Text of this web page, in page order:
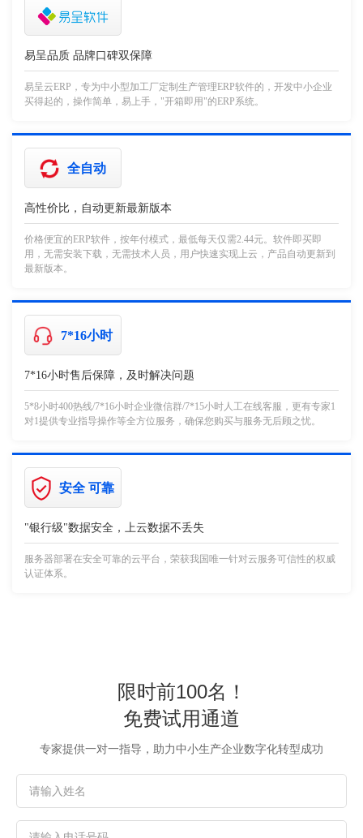
易呈品质 品牌口碑双保障
易呈云ERP，专为中小型加工厂定制生产管理ERP软件的，开发中小企业
买得起的，操作简单，易上手，"开箱即用"的ERP系统。
全自动
高性价比，自动更新最新版本
价格便宜的ERP软件，按年付模式，最低每天仅需2.44元。软件即买即
用，无需安装下载，无需技术人员，用户快速实现上云，产品自动更新到
最新版本。
7*16小时
7*16小时售后保障，及时解决问题
5*8小时400热线/7*16小时企业微信群/7*15小时人工在线客服，更有专家1
对1提供专业指导操作等全方位服务，确保您购买与服务无后顾之忧。
安全 可靠
"银行级"数据安全，上云数据不丢失
服务器部署在安全可靠的云平台，荣获我国唯一针对云服务可信性的权威
认证体系。
限时前100名！
免费试用通道
专家提供一对一指导，助力中小生产企业数字化转型成功